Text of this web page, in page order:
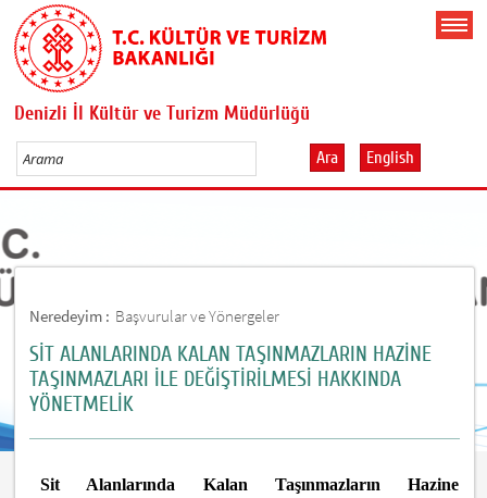
Denizli İl Kültür ve Turizm Müdürlüğü
Ara English
Neredeyim : Başvurular ve Yönergeler
SİT ALANLARINDA KALAN TAŞINMAZLARIN HAZİNE
TAŞINMAZLARI İLE DEĞİŞTİRİLMESİ HAKKINDA
YÖNETMELİK
Sit Alanlarında Kalan Taşınmazların Hazine